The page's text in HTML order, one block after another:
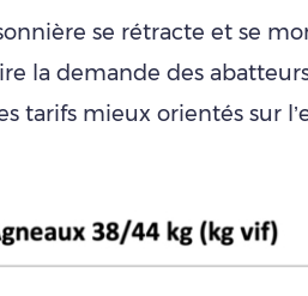
se rétracte et se
la demande des
tarifs mieux orientés sur